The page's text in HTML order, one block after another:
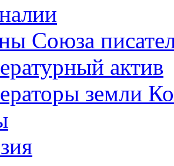
Союза
актив
земли